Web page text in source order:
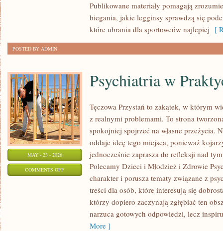
PRODUKTÓWPublikowane materiały pomagają
biegania, jakie legginsy sprawdzą się
które ubrania dla sportowców najlepiej [
POSTED BY ADMIN
MAY - 23 - 2026
COMMENTS OFFON
PSYCHIATRIA
PRAKTYCE
Psychiatria w
Tęczowa Przystań to zakątek, w którym
z realnymi problemami. To strona
spokojniej spojrzeć na własne przeżycia.
oddaje ideę tego miejsca, ponieważ
jednocześnie zaprasza do refleksji nad
Polecamy Dzieci i Młodzież i Zdrowie
charakter i porusza tematy związane z
treści dla osób, które interesują się
którzy dopiero zaczynają zgłębiać ten
narzuca gotowych odpowiedzi, lecz
More ]